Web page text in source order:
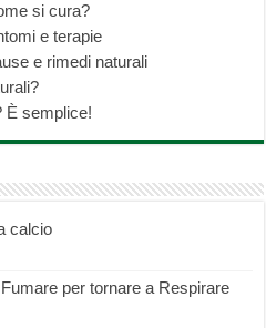
si cura?
e terapie
e rimedi naturali
È semplice!
calcio
per tornare a Respirare